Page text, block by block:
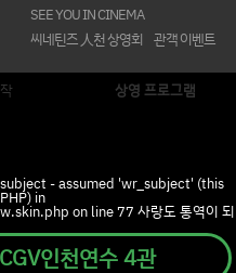
SEE YOU IN CINEMA
씨네틴즈 人천 상영회
관객 이벤트
상영 프로그램
- assumed 'wr_subject' (this
in
on line 77 사랑도 통역이 되
인천연수 4관